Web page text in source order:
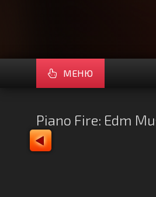
МЕНЮ
Piano Fire: Edm